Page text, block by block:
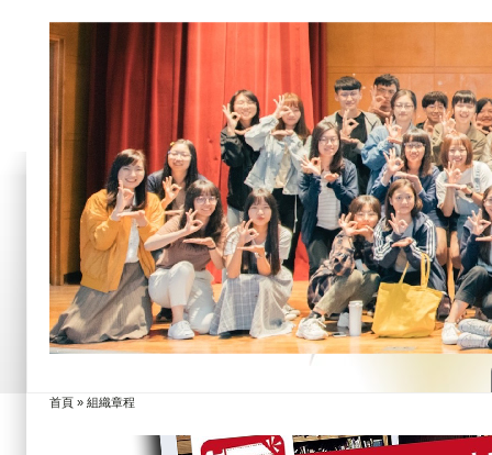
您在這裡
首頁 » 組織章程